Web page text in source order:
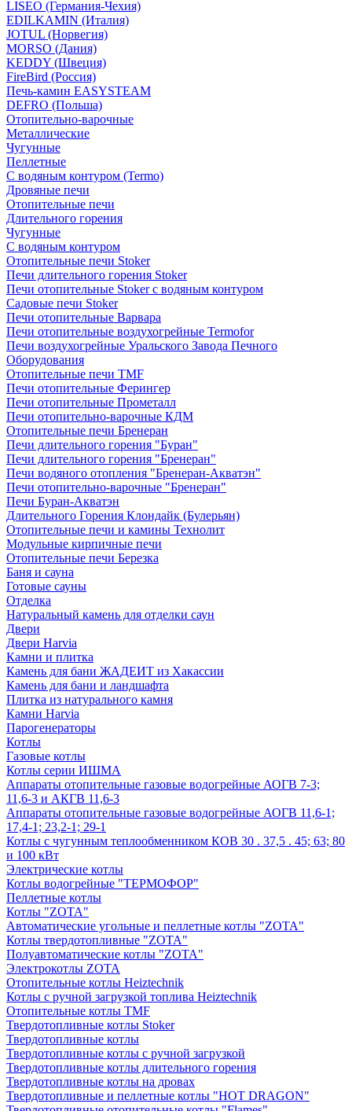
LISEO (Германия-Чехия)
EDILKAMIN (Италия)
JOTUL (Норвегия)
MORSO (Дания)
KEDDY (Швеция)
FireBird (Россия)
Печь-камин EASYSTEAM
DEFRO (Польша)
Отопительно-варочные
Металлические
Чугунные
Пеллетные
С водяным контуром (Termo)
Дровяные печи
Отопительные печи
Длительного горения
Чугунные
C водяным контуром
Отопительные печи Stoker
Печи длительного горения Stoker
Печи отопительные Stoker с водяным контуром
Садовые печи Stoker
Печи отопительные Варвара
Печи отопительные воздухогрейные Termofor
Печи воздухогрейные Уральского Завода Печного
Оборудования
Отопительные печи TMF
Печи отопительные Ферингер
Печи отопительные Прометалл
Печи отопительно-варочные КДМ
Отопительные печи Бренеран
Печи длительного горения "Буран"
Печи длительного горения "Бренеран"
Печи водяного отопления "Бренеран-Акватэн"
Печи отопительно-варочные "Бренеран"
Печи Буран-Акватэн
Длительного Горения Клондайк (Булерьян)
Отопительные печи и камины Технолит
Модульные кирпичные печи
Отопительные печи Березка
Баня и сауна
Готовые сауны
Отделка
Натуральный камень для отделки саун
Двери
Двери Harvia
Камни и плитка
Камень для бани ЖАДЕИТ из Хакассии
Камень для бани и ландшафта
Плитка из натурального камня
Камни Harvia
Парогенераторы
Котлы
Газовые котлы
Котлы серии ИШМА
Аппараты отопительные газовые водогрейные АОГВ 7-3;
11,6-3 и АКГВ 11,6-3
Аппараты отопительные газовые водогрейные АОГВ 11,6-1;
17,4-1; 23,2-1; 29-1
Котлы с чугунным теплообменником КОВ 30 . 37,5 . 45; 63; 80
и 100 кВт
Электрические котлы
Котлы водогрейные "ТЕРМОФОР"
Пеллетные котлы
Котлы "ZOTA"
Автоматические угольные и пеллетные котлы "ZOTA"
Котлы твердотопливные "ZOTA"
Полуавтоматические котлы "ZOTA"
Электрокотлы ZOTA
Отопительные котлы Heiztechnik
Котлы с ручной загрузкой топлива Heiztechnik
Отопительные котлы TMF
Твердотопливные котлы Stoker
Твердотопливные котлы
Твердотопливные котлы с ручной загрузкой
Твердотопливные котлы длительного горения
Твердотопливные котлы на дровах
Твердотопливные и пеллетные котлы "HOT DRAGON"